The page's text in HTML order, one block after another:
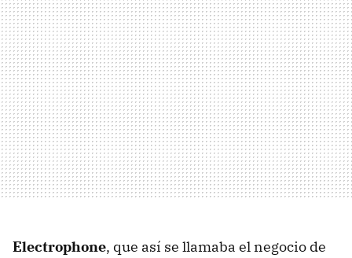
Electrophone, que así se llamaba el negocio de